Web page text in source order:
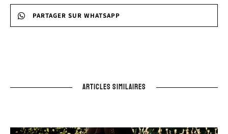
PARTAGER SUR WHATSAPP
ARTICLES SIMILAIRES